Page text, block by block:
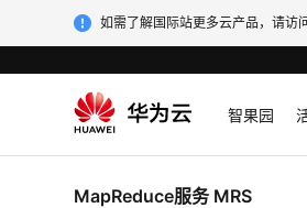
如需了解国际站更多云产品，请访
智果园
MapReduce服务 MRS